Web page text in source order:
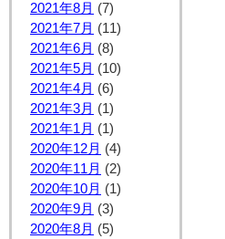
2021年8月 (7)
2021年7月 (11)
2021年6月 (8)
2021年5月 (10)
2021年4月 (6)
2021年3月 (1)
2021年1月 (1)
2020年12月 (4)
2020年11月 (2)
2020年10月 (1)
2020年9月 (3)
2020年8月 (5)